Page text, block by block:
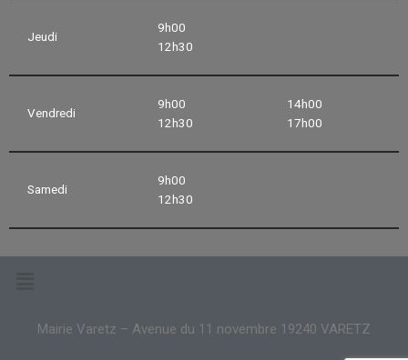
Jeudi
9h00
12h30
Vendredi
9h00
12h30
14h00
17h00
Samedi
9h00
12h30
Mairie Varetz – Avenue du 11 novembre 19240 VARETZ